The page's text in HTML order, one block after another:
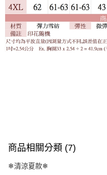
商品相關分類 (7)
❄清涼夏款❄